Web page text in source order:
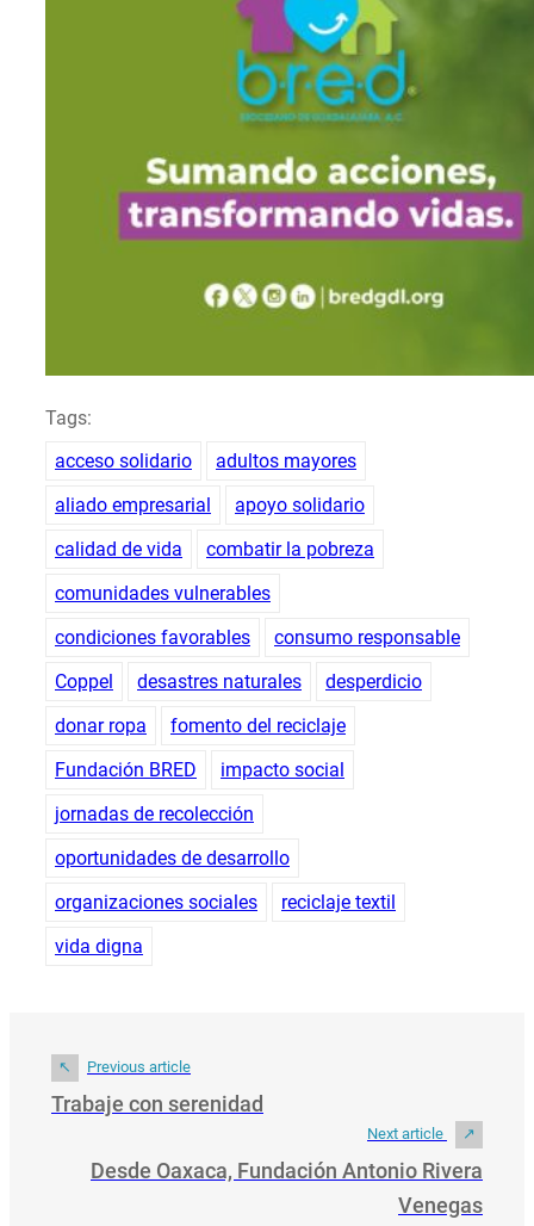
Tags:
acceso solidario
adultos mayores
aliado empresarial
apoyo solidario
calidad de vida
combatir la pobreza
comunidades vulnerables
condiciones favorables
consumo responsable
Coppel
desastres naturales
desperdicio
donar ropa
fomento del reciclaje
Fundación BRED
impacto social
jornadas de recolección
oportunidades de desarrollo
organizaciones sociales
reciclaje textil
vida digna
Previous article
Trabaje con serenidad
Next article
Desde Oaxaca, Fundación Antonio Rivera
Venegas